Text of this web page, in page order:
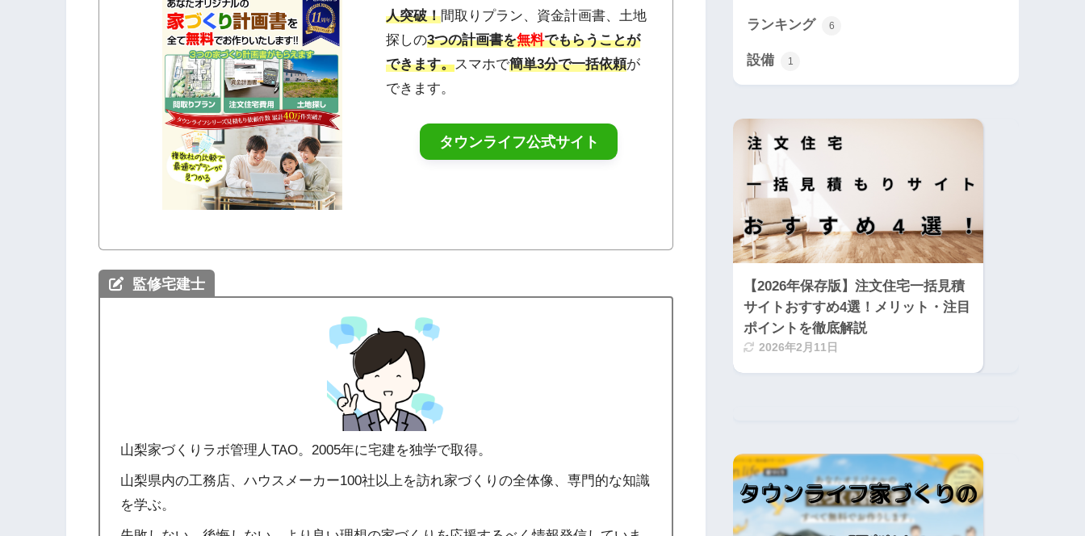
人突破！間取りプラン、資金計画書、土地
探しの3つの計画書を無料でもらうことが
できます。スマホで簡単3分で一括依頼が
できます。
タウンライフ公式サイト
監修宅建士
山梨家づくりラボ管理人TAO。2005年に宅建を独学で取得。
山梨県内の工務店、ハウスメーカー100社以上を訪れ家づくりの全体像、専門的な知識
を学ぶ。
ランキング 6
設備 1
【2026年保存版】注文住宅一括見積
サイトおすすめ4選！メリット・注目
ポイントを徹底解説
2026年2月11日